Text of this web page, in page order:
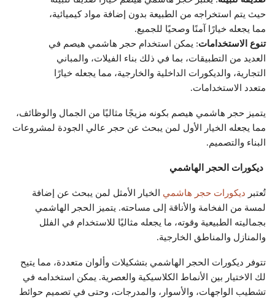
حيث يتم استخراجه من الطبيعة بدون إضافة مواد كيميائية،
مما يجعله خيارًا آمنًا وصحيًا للجميع.
تنوع الاستخدامات: يمكن استخدام حجر هاشمي هيصم في
العديد من التطبيقات، بما في ذلك بناء الفيلات، والمباني
التجارية، والديكورات الداخلية والخارجية، مما يجعله خيارًا
متعدد الاستخدامات.
يتميز حجر هاشمي هيصم بكونه مزيجًا مثاليًا من الجمال والوظائف،
مما يجعله الخيار الأول لمن يبحث عن حجر عالي الجودة لمشروعات
البناء والتصميم.
ديكورات الحجر الهاشمي
تُعتبر ديكورات حجر هاشمي الخيار الأمثل لمن يبحث عن إضافة
لمسة من الفخامة والأناقة إلى مساحته. يتميز الحجر الهاشمي
بجماليته الطبيعية وقوته، ما يجعله مثاليًا للاستخدام في الفلل
والمنازل والمناطق الخارجية.
تتوفر ديكورات الحجر الهاشمي بتشكيلات وألوان متعددة، مما يتيح
لك الاختيار بين الأنماط الكلاسيكية والعصرية. يمكن استخدامه في
تشطيب الواجهات، والأسوار، والمدرجات، وحتى في تصميم حوائط